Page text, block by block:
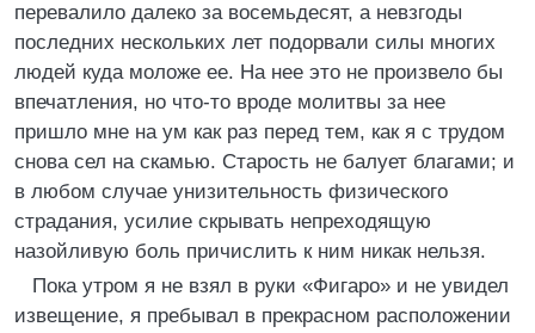
перевалило далеко за восемьдесят, а невзгоды
последних нескольких лет подорвали силы многих
людей куда моложе ее. На нее это не произвело бы
впечатления, но что-то вроде молитвы за нее
пришло мне на ум как раз перед тем, как я с трудом
снова сел на скамью. Старость не балует благами; и
в любом случае унизительность физического
страдания, усилие скрывать непреходящую
назойливую боль причислить к ним никак нельзя.
Пока утром я не взял в руки «Фигаро» и не увидел
извещение, я пребывал в прекрасном расположении